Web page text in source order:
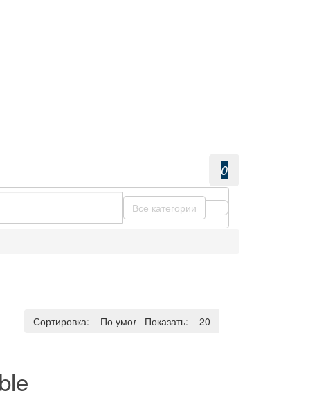
0
Все категории
Показать: 20
Сортировка: По умолчанию